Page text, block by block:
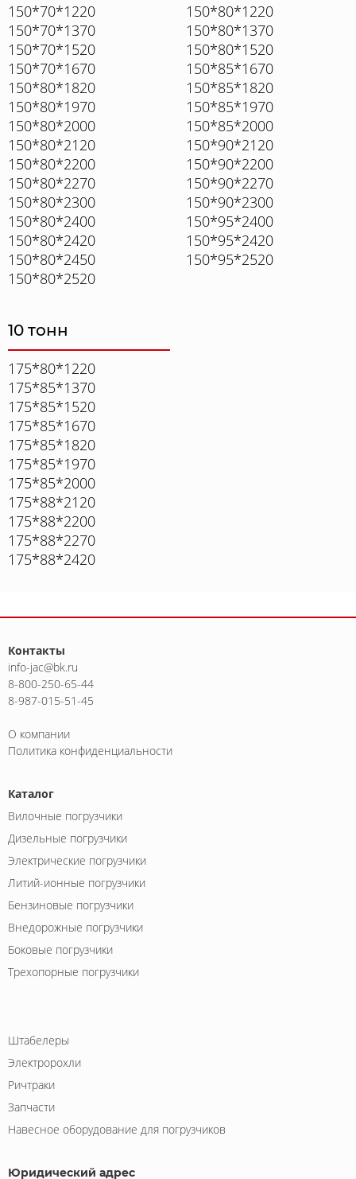
150*70*1220
150*70*1370
150*70*1520
150*70*1670
150*80*1820
150*80*1970
150*80*2000
150*80*2120
150*80*2200
150*80*2270
150*80*2300
150*80*2400
150*80*2420
150*80*2450
150*80*2520
150*80*1220
150*80*1370
150*80*1520
150*85*1670
150*85*1820
150*85*1970
150*85*2000
150*90*2120
150*90*2200
150*90*2270
150*90*2300
150*95*2400
150*95*2420
150*95*2520
10 тонн
175*80*1220
175*85*1370
175*85*1520
175*85*1670
175*85*1820
175*85*1970
175*85*2000
175*88*2120
175*88*2200
175*88*2270
175*88*2420
Контакты
info-jac@bk.ru
8-800-250-65-44
8-987-015-51-45
О компании
Политика конфиденциальности
Каталог
Вилочные погрузчики
Дизельные погрузчики
Электрические погрузчики
Литий-ионные погрузчики
Бензиновые погрузчики
Внедорожные погрузчики
Боковые погрузчики
Трехопорные погрузчики
Штабелеры
Электророхли
Ричтраки
Запчасти
Навесное оборудование для погрузчиков
Юридический адрес